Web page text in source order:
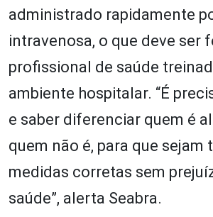
administrado rapidamente
intravenosa, o que deve ser
profissional de saúde
ambiente hospitalar. “É
e saber diferenciar quem é
quem não é, para que sejam
medidas corretas sem
saúde”, alerta Seabra.